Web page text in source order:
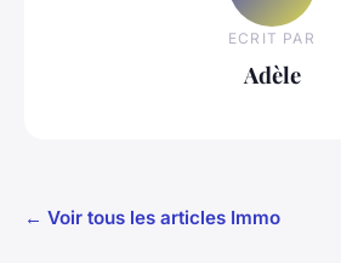
ECRIT PAR
Adèle
← Voir tous les articles Immo